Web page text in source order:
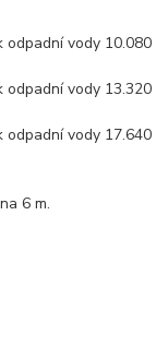
vody 10.080
vody 13.320
vody 17.640
6 m.